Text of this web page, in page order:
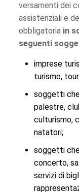
versamenti dei
assistenziali e
obbligatoria in
seguenti
imprese
turismo,
soggetti
palestre,
culturismo,
natatori;
soggetti
concerto,
servizi di